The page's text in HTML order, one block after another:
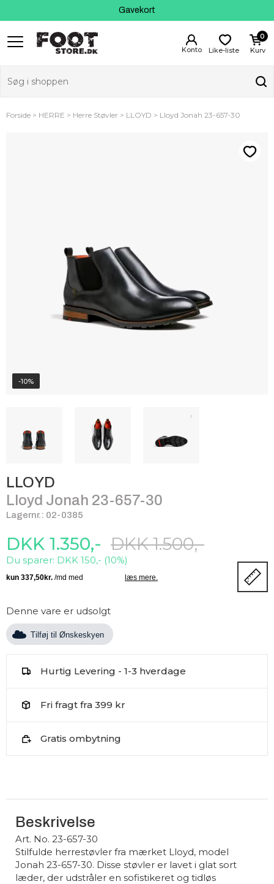
Gavekort
Kundeservice
Kurv
0
Like-liste
Forside HERRE Herre Støvler LLOYD Lloyd Jonah 23-657-30
-10%
LLOYD
Lloyd Jonah 23-657-30
Lagernr.: 02-0385
DKK 1.500,-
Du sparer: DKK 150,- (10%)
DKK 1.350,-
Denne vare er udsolgt
Tilføj til Ønskeskyen
Hurtig Levering - 1-3 hverdage
Fri fragt fra 399 kr
Gratis ombytning
Beskrivelse
Art. No. 23-657-30
Stilfulde herrestøvler fra mærket Lloyd, model
Jonah 23-657-30. Disse støvler er lavet i glat sort
læder, der udstråler en sofistikeret og tidløs